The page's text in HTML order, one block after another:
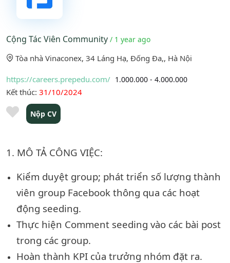
Cộng Tác Viên Community / 1 year ago
Tòa nhà Vinaconex, 34 Láng Hạ, Đống Đa,, Hà Nội
https://careers.prepedu.com/ 1.000.000 - 4.000.000
Kết thúc: 31/10/2024
Nộp CV
1. MÔ TẢ CÔNG VIỆC:
Kiểm duyệt group; phát triển số lượng thành
viên group Facebook thông qua các hoạt
động seeding.
Thực hiện Comment seeding vào các bài post
trong các group.
Hoàn thành KPI của trưởng nhóm đặt ra.